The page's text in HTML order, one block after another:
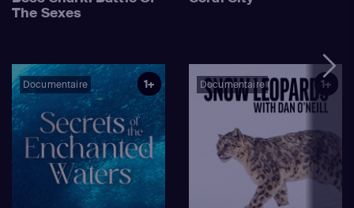
The Sexes
Documentaire 1+ Documentaire 1+